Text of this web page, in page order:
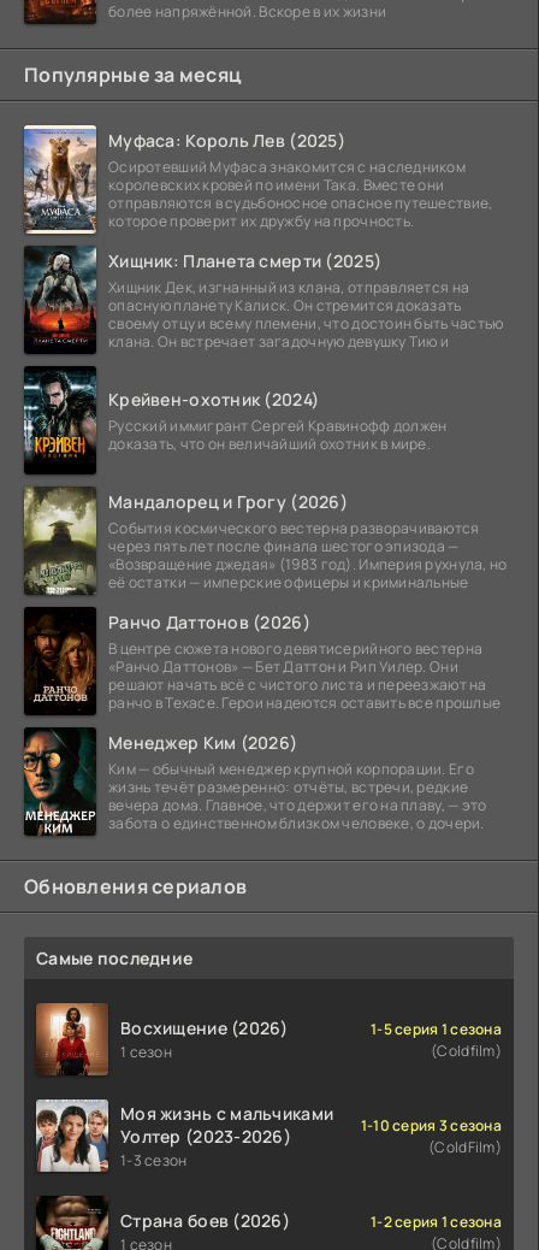
более напряжённой. Вскоре в их жизни
Популярные за месяц
Муфаса: Король Лев (2025)
Осиротевший Муфаса знакомится с наследником
королевских кровей по имени Така. Вместе они
отправляются в судьбоносное опасное путешествие,
которое проверит их дружбу на прочность.
Хищник: Планета смерти (2025)
Хищник Дек, изгнанный из клана, отправляется на
опасную планету Калиск. Он стремится доказать
своему отцу и всему племени, что достоин быть частью
клана. Он встречает загадочную девушку Тию и
Крейвен-охотник (2024)
Русский иммигрант Сергей Кравинофф должен
доказать, что он величайший охотник в мире.
Мандалорец и Грогу (2026)
События космического вестерна разворачиваются
через пять лет после финала шестого эпизода —
«Возвращение джедая» (1983 год). Империя рухнула, но
её остатки — имперские офицеры и криминальные
Ранчо Даттонов (2026)
В центре сюжета нового девятисерийного вестерна
«Ранчо Даттонов» — Бет Даттон и Рип Уилер. Они
решают начать всё с чистого листа и переезжают на
ранчо в Техасе. Герои надеются оставить все прошлые
Менеджер Ким (2026)
Ким — обычный менеджер крупной корпорации. Его
жизнь течёт размеренно: отчёты, встречи, редкие
вечера дома. Главное, что держит его на плаву, — это
забота о единственном близком человеке, о дочери.
Обновления сериалов
Самые последние
Восхищение (2026)
1 сезон
1-5 серия 1 сезона
(Coldfilm)
Моя жизнь с мальчиками
Уолтер (2023-2026)
1-3 сезон
1-10 серия 3 сезона
(ColdFilm)
Страна боев (2026)
1 сезон
1-2 серия 1 сезона
(Coldfilm)